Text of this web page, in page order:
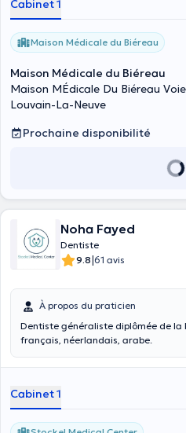
Cabinet 1
Maison Médicale du Biéreau
Maison Médicale du Biéreau
Maison MÉdicale Du Biéreau
Louvain-La-Neuve
Prochaine disponibilité
Noha Fayed
Dentiste
9.8|61 avis
À propos du praticien
Dentiste généraliste diplômée de la KUL en 2021.
français, néerlandais, arabe.
Cabinet 1